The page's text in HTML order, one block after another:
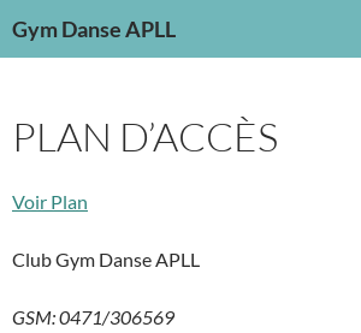
auGym Danse APLL
PLAN D’ACCÈS
Voir Plan
Club Gym Danse APLL
GSM: 0471/306569